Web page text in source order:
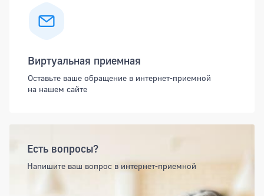
Виртуальная приемная
Оставьте ваше обращение в интернет-приемной
на нашем сайте
Есть вопросы?
Напишите ваш вопрос в интернет-приемной